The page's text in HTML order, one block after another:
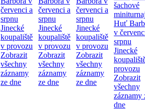
červenci a
srpnu
Jinecké
koupaliště
v provozu
Zobrazit
všechny
záznamy
ze dne
červenci a
srpnu
Jinecké
koupaliště
v provozu
Zobrazit
všechny
záznamy
ze dne
červenci a
srpnu
Jinecké
koupaliště
v provozu
Zobrazit
všechny
záznamy
ze dne
šachové
Huť
v
srpnu
Jinecké
provozu
Zobrazit
všechny
záznamy
dne